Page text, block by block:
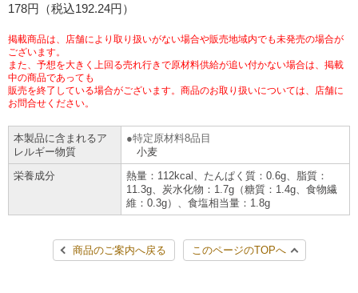
ニンテンドー・ダウンロードカード
スキャン
ファクス
チケット
プリペイドサービス
スポーツ振興くじ
行政サービス
セブン銀行ATM
ご利用可能なお支払い方法
スマホプリペイド
レジでApple Accountにチャージ
オンラインフォトサービス
イープラス
JTB
セブンネットショッピング
貸借対照表・損益計算書
沿革
国内店舗数
売上高、店舗数推移
セブン‐イレブンの海外事業
データで見るセブン‐イレブン
サステナビリティ推進体制
GREEN CHALLENGE 2050
4VISIONS
サステナビリティニュース
サステナビリティレポート
報告書ライブラリー
アルバイト情報
店舗検索
お問い合わせ
Language
English (Corporate)
English (Services)
简体中文(服务)
한국어(서비스)
178円（税込192.24円）
掲載商品は、店舗により取り扱いがない場合や販売地域内でも未発売の場合が
ございます。
また、予想を大きく上回る売れ行きで原材料供給が追い付かない場合は、掲載
中の商品であっても
販売を終了している場合がございます。商品のお取り扱いについては、店舗に
お問合せください。
本製品に含まれるア
レルギー物質
特定原材料8品目
小麦
栄養成分
熱量：112kcal、たんぱく質：0.6g、脂質：
11.3g、炭水化物：1.7g（糖質：1.4g、食物繊
維：0.3g）、食塩相当量：1.8g
商品のご案内へ戻る このページのTOPへ